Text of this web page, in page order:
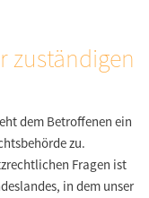
zuständigen
dem Betroffenen ein
zu.
Fragen ist
in dem unser